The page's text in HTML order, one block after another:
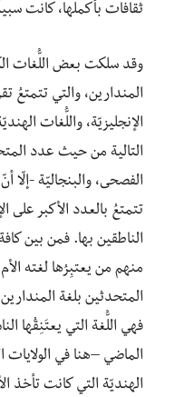
ثقافات بأكملها، كانت
وقد سلكت بعض اللُّغات
المندارين، والتي تتمتعُ
الإنجليزيّة، واللُّغات
التالية من حيث عدد
الفصحى، والبنجاليّة -إلّا
تتمتعُ بالعدد الأكبر على
الناطقين بها. فمن بين
المتحدثين بلغة المندارين
فهي اللُّغة التي يعتَنِقُها
الماضي –هنا في
الهنديّة التي كانت تأخذ